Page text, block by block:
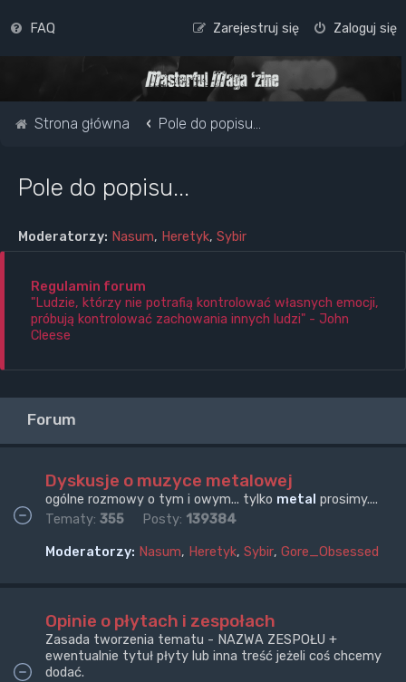
FAQ Zaloguj się
Zarejestruj się
Strona główna Pole do popisu...
Pole do popisu...
Moderatorzy: Nasum, Heretyk, Sybir
Regulamin forum
"Ludzie, którzy nie potrafią kontrolować własnych emocji,
próbują kontrolować zachowania innych ludzi" - John
Cleese
Forum
Dyskusje o muzyce metalowej
ogólne rozmowy o tym i owym... tylko metal prosimy....
Tematy: 355 Posty: 139384
Moderatorzy: Nasum, Heretyk, Sybir, Gore_Obsessed
Opinie o płytach i zespołach
Zasada tworzenia tematu - NAZWA ZESPOŁU +
ewentualnie tytuł płyty lub inna treść jeżeli coś chcemy
dodać.